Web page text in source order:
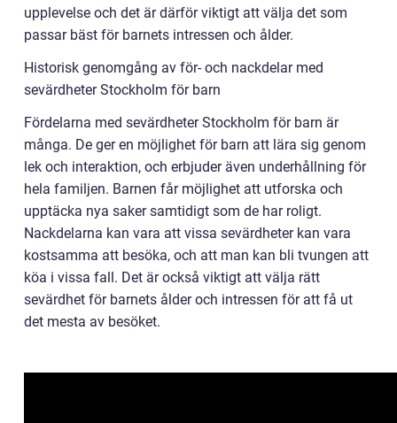
upplevelse och det är därför viktigt att välja det som
passar bäst för barnets intressen och ålder.
Historisk genomgång av för- och nackdelar med
sevärdheter Stockholm för barn
Fördelarna med sevärdheter Stockholm för barn är
många. De ger en möjlighet för barn att lära sig genom
lek och interaktion, och erbjuder även underhållning för
hela familjen. Barnen får möjlighet att utforska och
upptäcka nya saker samtidigt som de har roligt.
Nackdelarna kan vara att vissa sevärdheter kan vara
kostsamma att besöka, och att man kan bli tvungen att
köa i vissa fall. Det är också viktigt att välja rätt
sevärdhet för barnets ålder och intressen för att få ut
det mesta av besöket.